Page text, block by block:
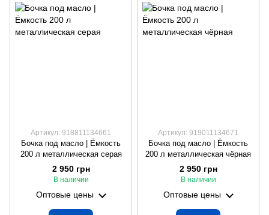
Артикул: 918811134661
Бочка под масло | Ёмкость
200 л металлическая серая
2 950 грн
В наличии
Оптовые цены
Артикул: 919011134671
Бочка под масло | Ёмкость
200 л металлическая чёрная
2 950 грн
В наличии
Оптовые цены